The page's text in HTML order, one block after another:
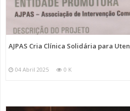
AJPAS Cria Clínica Solidária para
04 Abril 2025 0 K